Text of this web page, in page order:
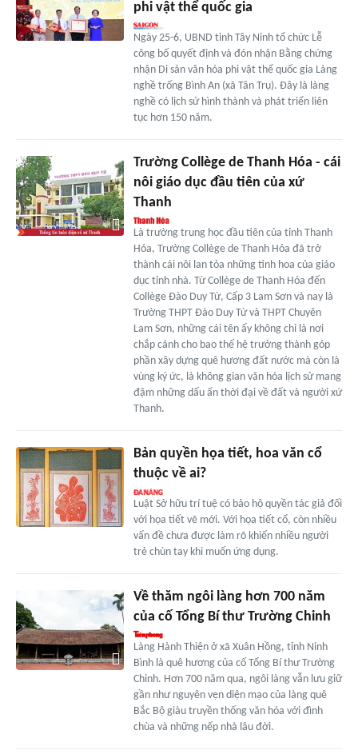
phi vật thể quốc gia
Ngày 25-6, UBND tỉnh Tây Ninh tổ chức Lễ
công bố quyết định và đón nhận Bằng chứng
nhận Di sản văn hóa phi vật thể quốc gia Làng
nghề trống Bình An (xã Tân Trụ). Đây là làng
nghề có lịch sử hình thành và phát triển liên
tục hơn 150 năm.
Trường Collège de Thanh Hóa - cái
nôi giáo dục đầu tiên của xứ
Thanh
Là trường trung học đầu tiên của tỉnh Thanh
Hóa, Trường Collège de Thanh Hóa đã trở
thành cái nôi lan tỏa những tinh hoa của giáo
dục tỉnh nhà. Từ Collège de Thanh Hóa đến
Collège Đào Duy Từ, Cấp 3 Lam Sơn và nay là
Trường THPT Đào Duy Từ và THPT Chuyên
Lam Sơn, những cái tên ấy không chỉ là nơi
chắp cánh cho bao thế hệ trưởng thành góp
phần xây dựng quê hương đất nước mà còn là
vùng ký ức, là không gian văn hóa lịch sử mang
đậm những dấu ấn thời đại về đất và người xứ
Thanh.
Bản quyền họa tiết, hoa văn cổ
thuộc về ai?
Luật Sở hữu trí tuệ có bảo hộ quyền tác giả đối
với họa tiết vẽ mới. Với họa tiết cổ, còn nhiều
vấn đề chưa được làm rõ khiến nhiều người
trẻ chùn tay khi muốn ứng dụng.
Về thăm ngôi làng hơn 700 năm
của cố Tổng Bí thư Trường Chinh
Làng Hành Thiện ở xã Xuân Hồng, tỉnh Ninh
Bình là quê hương của cố Tổng Bí thư Trường
Chinh. Hơn 700 năm qua, ngôi làng vẫn lưu giữ
gần như nguyên vẹn diện mạo của làng quê
Bắc Bộ giàu truyền thống văn hóa với đình
chùa và những nếp nhà lâu đời.